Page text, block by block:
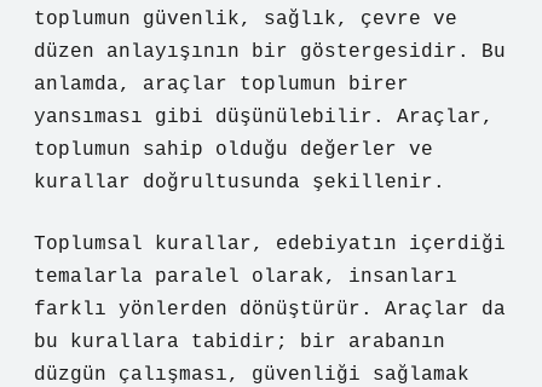
toplumun güvenlik, sağlık, çevre ve
düzen anlayışının bir göstergesidir. Bu
anlamda, araçlar toplumun birer
yansıması gibi düşünülebilir. Araçlar,
toplumun sahip olduğu değerler ve
kurallar doğrultusunda şekillenir.
Toplumsal kurallar, edebiyatın içerdiği
temalarla paralel olarak, insanları
farklı yönlerden dönüştürür. Araçlar da
bu kurallara tabidir; bir arabanın
düzgün çalışması, güvenliği sağlamak